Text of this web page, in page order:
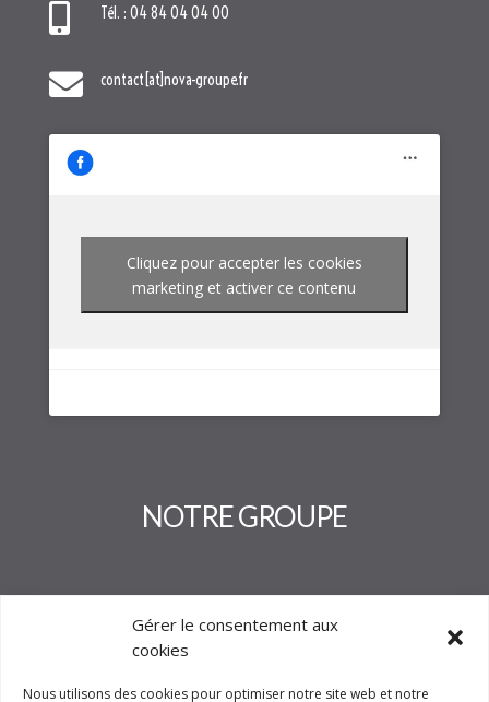
Gérer le consentement aux
cookies
Nous utilisons des cookies pour optimiser notre site web et notre
 Tél. : 04 84 04 04 00
 contact[at]nova-groupe.fr
Cliquez pour accepter les cookies
marketing et activer ce contenu
NOTRE GROUPE